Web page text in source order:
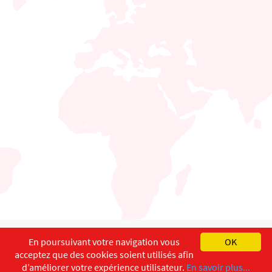
English Français
Copyright ©ISEC-AdW Impressum
OK
En poursuivant votre navigation vous
acceptez que des cookies soient utilisés afin
d’améliorer votre expérience utilisateur. En savoir plus...